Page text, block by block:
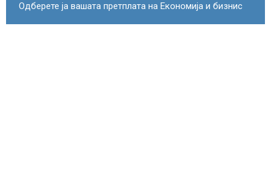
Одберете ја вашата претплата на Економија и бизнис